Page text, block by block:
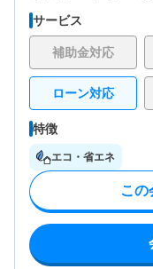
サービス
補助金対応
ローン対応
特徴
エコ・省エネ
この